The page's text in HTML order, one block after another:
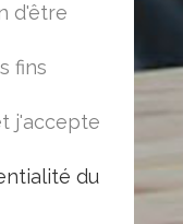
d'être
fins
j'accepte
du